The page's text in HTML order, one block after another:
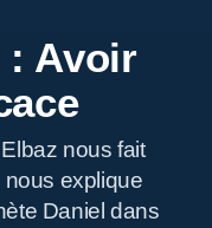
: Avoir
nous fait
nous explique
Daniel dans